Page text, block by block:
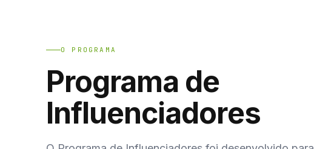
O PROGRAMA
Programa de
Influenciadores